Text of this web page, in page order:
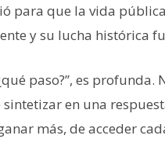
para que la vida
y su lucha histórica
paso?”, es
en una
más, de acceder